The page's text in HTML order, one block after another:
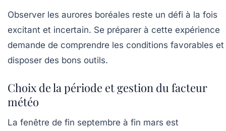
Observer les aurores boréales reste un défi à la fois
excitant et incertain. Se préparer à cette expérience
demande de comprendre les conditions favorables et
disposer des bons outils.
Choix de la période et gestion du facteur
météo
La fenêtre de fin septembre à fin mars est